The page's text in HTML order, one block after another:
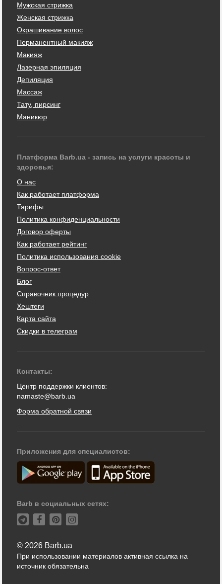
Мужская стрижка
Женская стрижка
Окрашивание волос
Перманентный макияж
Макияж
Лазерная эпиляция
Депиляция
Массаж
Тату, пирсинг
Маникюр
Платформа Barb.ua - запись на услуги красоты и
здоровья:
О нас
Как работает платформа
Тарифы
Политика конфиденциальности
Договор оферты
Как работает рейтинг
Политика использования cookie
Вопрос-ответ
Блог
Справочник процедур
Хештеги
Карта сайта
Скидки в телеграм
Контакты:
Центр поддержки клиентов:
namaste@barb.ua
Форма обратной связи
Приложения для специалистов:
Barb в социальных сетях:
© 2026 Barb.ua
При использовании материалов активная ссылка на
источник обязательна